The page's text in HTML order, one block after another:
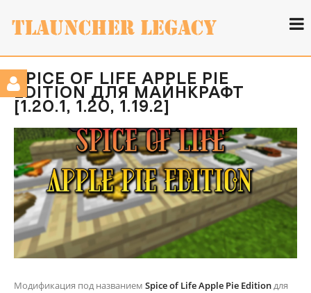
SPICE OF LIFE APPLE PIE
EDITION ДЛЯ МАЙНКРАФТ
[1.20.1, 1.20, 1.19.2]
Модификация под названием Spice of Life Apple Pie Editionдля